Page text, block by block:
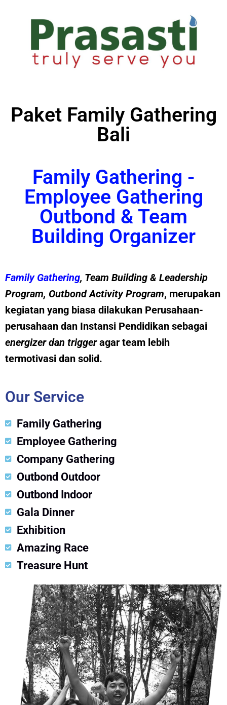
Paket Family Gathering
Bali
Family Gathering -
Employee Gathering
Outbond & Team
Building Organizer
Family Gathering, Team Building & Leadership
Program, Outbond Activity Program, merupakan
kegiatan yang biasa dilakukan Perusahaan-
perusahaan dan Instansi Pendidikan sebagai
energizer dan triggeragar team lebih
termotivasi dan solid.
Our Service
Family Gathering
Employee Gathering
Company Gathering
Outbond Outdoor
Outbond Indoor
Gala Dinner
Exhibition
Amazing Race
Treasure Hunt